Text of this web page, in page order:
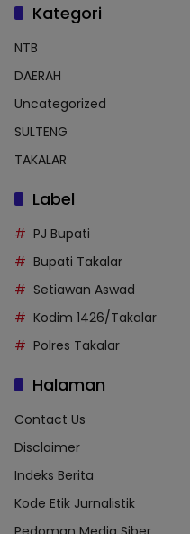
Kategori
NTB
DAERAH
Uncategorized
SULTENG
TAKALAR
Label
PJ Bupati
Bupati Takalar
Setiawan Aswad
Kodim 1426/Takalar
Polres Takalar
Halaman
Contact Us
Disclaimer
Indeks Berita
Kode Etik Jurnalistik